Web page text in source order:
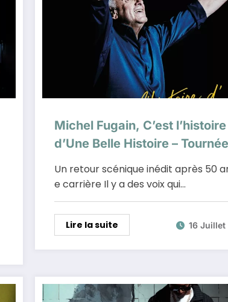
Michel Fugain, C’est l’histoire
d’Une Belle Histoire – Tournée
Un retour scénique inédit après 50
e carrière Il y a des voix qui…
Lire la suite 16